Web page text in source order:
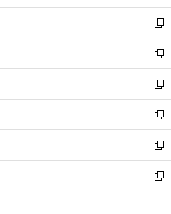
開
く
ウ
で
開
く
ン
ド
ウ
で
開
く
ウ
ィ
ン
ド
ウ
で
開
く
し
い
ウ
ィ
ン
ド
ウ
で
開
く
新
し
い
ウ
ィ
ン
ド
ウ
で
開
く
新
し
い
ウ
ィ
ン
ド
ウ
で
開
新
し
い
ウ
ィ
ン
ド
ウ
新
し
い
ウ
ィ
ン
新
し
い
ウ
新
し